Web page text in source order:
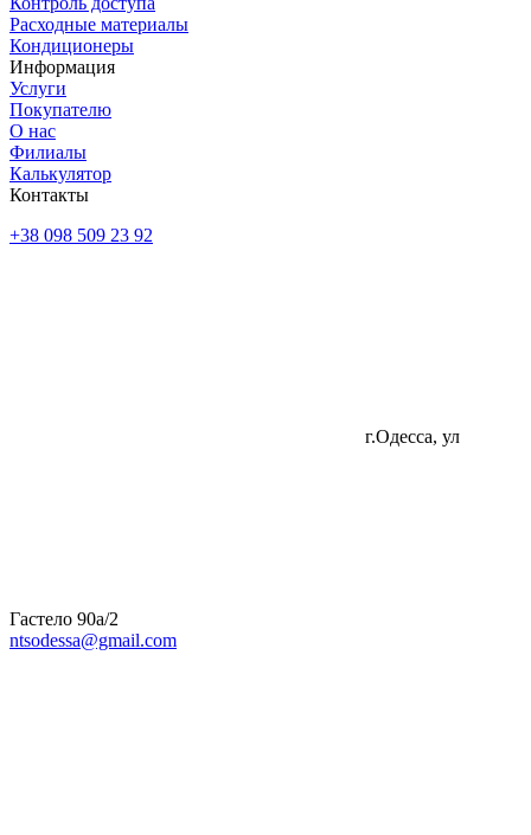
Расходные материалы
Кондиционеры
Информация
Услуги
Покупателю
О нас
Филиалы
Калькулятор
Контакты
+38 098 509 23 92
г.Одесса, ул
Гастело 90а/2
ntsodessa@gmail.com